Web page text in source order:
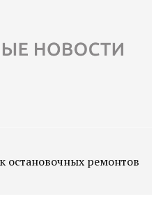
остановочных ремонтов